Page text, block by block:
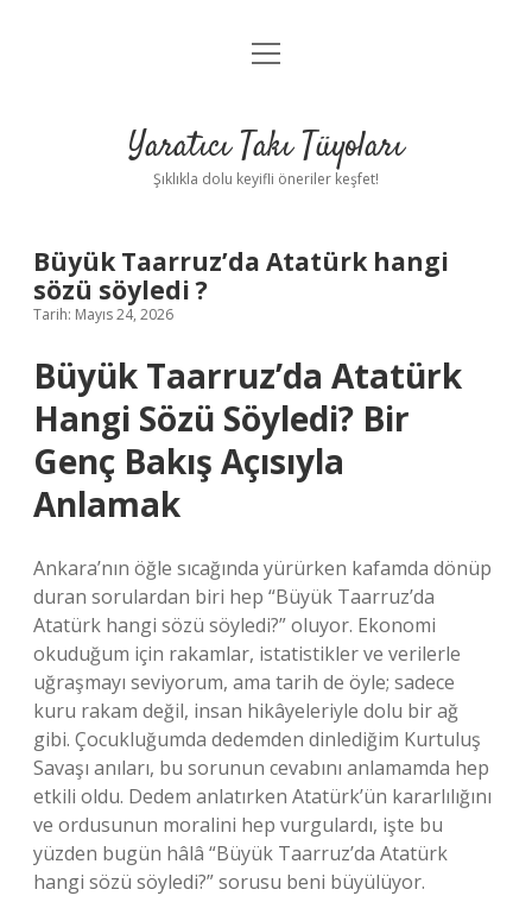
Anasayfa
Yasal Uyarı
menüyü
Yaratıcı Takı Tüyoları
Şıklıkla dolu keyifli öneriler keşfet!
Büyük Taarruz’da Atatürk hangi
sözü söyledi ?
Tarih: Mayıs 24, 2026
Büyük Taarruz’da Atatürk
Hangi Sözü Söyledi? Bir
Genç Bakış Açısıyla
Anlamak
Ankara’nın öğle sıcağında yürürken kafamda dönüp
duran sorulardan biri hep “Büyük Taarruz’da
Atatürk hangi sözü söyledi?” oluyor. Ekonomi
okuduğum için rakamlar, istatistikler ve verilerle
uğraşmayı seviyorum, ama tarih de öyle; sadece
kuru rakam değil, insan hikâyeleriyle dolu bir ağ
gibi. Çocukluğumda dedemden dinlediğim Kurtuluş
Savaşı anıları, bu sorunun cevabını anlamamda hep
etkili oldu. Dedem anlatırken Atatürk’ün kararlılığını
ve ordusunun moralini hep vurgulardı, işte bu
yüzden bugün hâlâ “Büyük Taarruz’da Atatürk
hangi sözü söyledi?” sorusu beni büyülüyor.